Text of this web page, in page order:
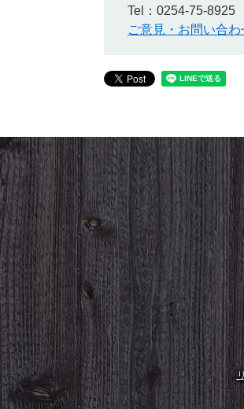
Tel：0254-75-8925
ご意見・お問い合